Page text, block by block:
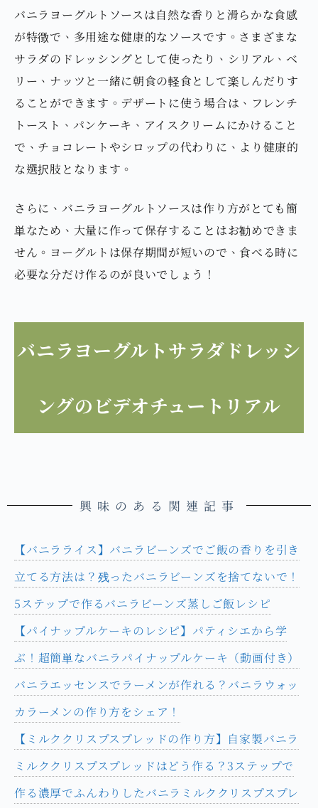
バニラヨーグルトソースは自然な香りと滑らかな食感
が特徴で、多用途な健康的なソースです。さまざまな
サラダのドレッシングとして使ったり、シリアル、ベ
リー、ナッツと一緒に朝食の軽食として楽しんだりす
ることができます。デザートに使う場合は、フレンチ
トースト、パンケーキ、アイスクリームにかけること
で、チョコレートやシロップの代わりに、より健康的
な選択肢となります。
さらに、バニラヨーグルトソースは作り方がとても簡
単なため、大量に作って保存することはお勧めできま
せん。ヨーグルトは保存期間が短いので、食べる時に
必要な分だけ作るのが良いでしょう！
バニラヨーグルトサラダドレッシ
ングのビデオチュートリアル
興味のある関連記事
【バニラライス】バニラビーンズでご飯の香りを引き
立てる方法は？残ったバニラビーンズを捨てないで！
5ステップで作るバニラビーンズ蒸しご飯レシピ
【パイナップルケーキのレシピ】パティシエから学
ぶ！超簡単なバニラパイナップルケーキ（動画付き）
バニラエッセンスでラーメンが作れる？バニラウォッ
カラーメンの作り方をシェア！
【ミルククリスプスプレッドの作り方】自家製バニラ
ミルククリスプスプレッドはどう作る？3ステップで
作る濃厚でふんわりしたバニラミルククリスプスプレ